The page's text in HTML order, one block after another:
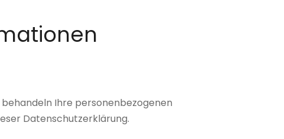
Ihre personenbezogenen
Datenschutzerklärung.